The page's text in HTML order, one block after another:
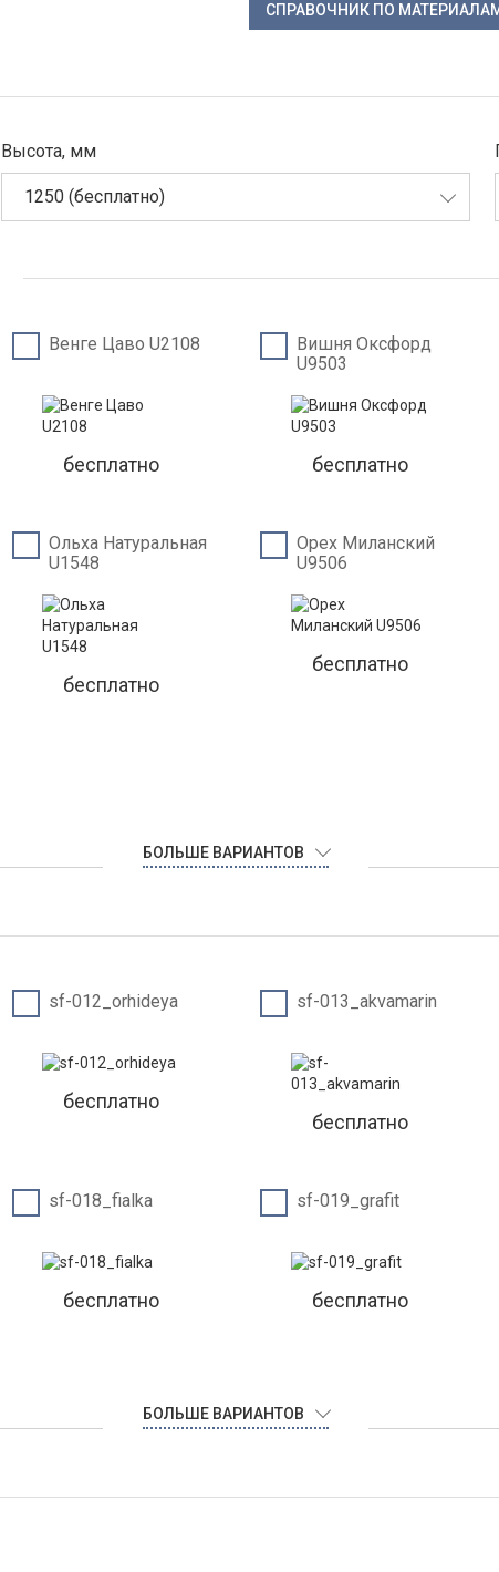
СПРАВОЧНИК ПО
Высота, мм
1250 (бесплатно)
Венге Цаво U2108
бесплатно
Вишня Оксфорд
U9503
бесплатно
Ольха Натуральная
U1548
бесплатно
Орех Миланский
U9506
бесплатно
БОЛЬШЕ ВАРИАНТОВ
sf-012_orhideya
бесплатно
sf-013_akvamarin
бесплатно
sf-018_fialka
бесплатно
sf-019_grafit
бесплатно
БОЛЬШЕ ВАРИАНТОВ